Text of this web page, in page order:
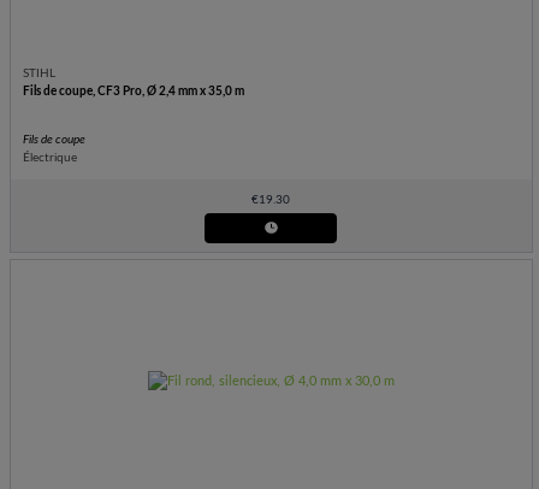
STIHL
Fils de coupe, CF3 Pro, Ø 2,4 mm x 35,0 m
Fils de coupe
Électrique
€19.30